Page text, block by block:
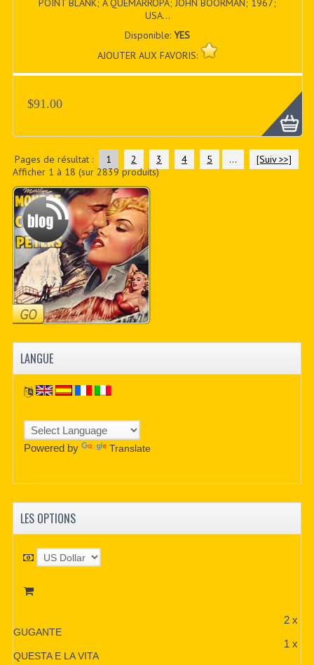
USA...
Disponible:YES
AJOUTER AUX FAVORIS:
$91.00
Pages de résultat : 1 2 3 4 5 ...
[Suiv >>]
Afficher 1 à 18 (sur 2839 produits)
LANGUE
Powered by Translate
LES OPTIONS
2 x
GUGANTE
1 x
QUESTA E LA VITA